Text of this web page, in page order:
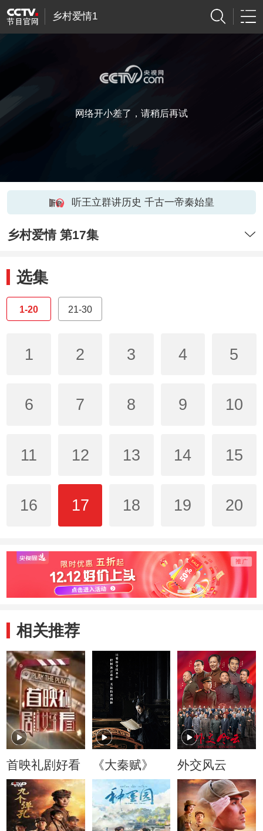
乡村爱情1
网络开小差了，请稍后再试
听王立群讲历史 千古一帝秦始皇
乡村爱情 第17集
选集
1-20 21-30
1 2 3 4 5
6 7 8 9 10
11 12 13 14 15
16 17 18 19 20
相关推荐
首映礼剧好看 《大秦赋》 外交风云